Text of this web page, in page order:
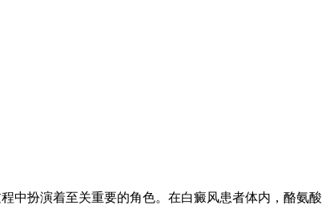
中扮演着至关重要的角色。在白癜风患者体内，酪氨酸